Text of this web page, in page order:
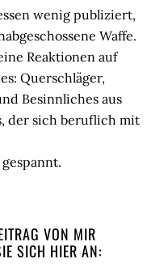
wenig publiziert,
Waffe.
Reaktionen auf
Querschläger,
Besinnliches aus
der sich beruflich mit
VON MIR
SICH HIER AN: